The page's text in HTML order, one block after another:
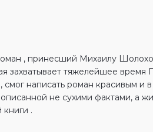
, принесший Михаилу
захватывает тяжелейшее
смог написать роман красивым
не сухими фактами, а
книги .